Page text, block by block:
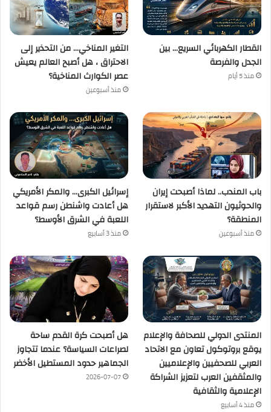
القطار الكهربائي السريع… بين
الجدل والفرصة
منذ 5 أيام
التغير المناخي… من التحذير إلى
الاحتراق ، هل أصبح العالم يعيش
عصر الكوارث المناخية؟
منذ أسبوعين
باب المندب.. لماذا أصبحت إيران
والحوثيون التهديد الأكبر لاستقرار
المنطقة؟
منذ أسبوعين
إسرائيل الكبرى… والمكر الأمريكي
هل أعادت واشنطن رسم قواعد
اللعبة في الشرق الأوسط؟
منذ 3 أسابيع
المنتدى الدولي للصحافة والإعلام
يوقع بروتوكول تعاون مع الاتحاد
العربي للصحفيين والإعلاميين
والمثقفين العرب لتعزيز الشراكة
الإعلامية والثقافية
منذ 4 أسابيع
هل أصبحت كرة القدم ساحة
لصراعات السياسة؟ عندما تتجاوز
الجماهير حدود المستطيل الأخضر
2026-07-07